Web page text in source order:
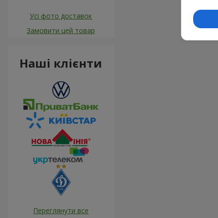
Усі фото доставок
Замовити цей товар
Наші клієнти
Переглянути все